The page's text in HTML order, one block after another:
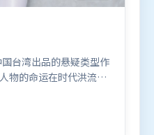
台湾出品的悬疑类型作
物的命运在时代洪流里
设计讲究空间与节奏，
耳执导，沈腾、堺雅
美等联袂出演。影片于